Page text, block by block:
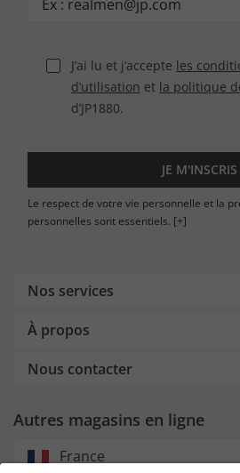
J’ai lu et j’accepte les
d’utilisation et la politique
d’JP1880.
JE M'INSCRIS
Le respect de votre vie personnelle et la
personnelles sont essentiels. [+]
Nos services
À propos
Nous contacter
Autres magasins en ligne
France